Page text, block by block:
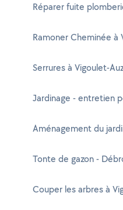
Réparer fuite
Ramoner Cheminée à
Serrures à Vigoulet-
Jardinage - entretien
Aménagement du
Tonte de gazon -
Couper les arbres à